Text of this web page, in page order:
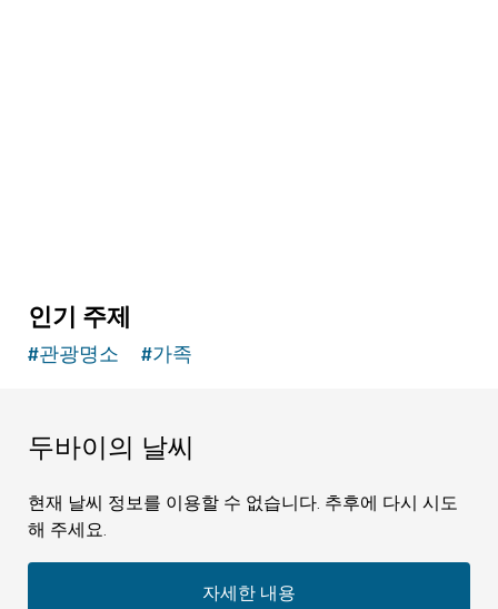
인기 주제
#관광명소 #가족
두바이의 날씨
현재 날씨 정보를 이용할 수 없습니다. 추후에 다시 시도
해 주세요.
자세한 내용